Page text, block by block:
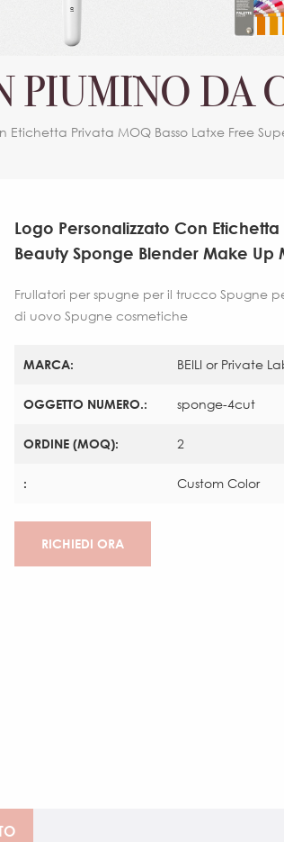
PIUMINO DA
Etichetta Privata MOQ Basso Latxe Free
Logo Personalizzato Con
Beauty Sponge Blender Make Up
Frullatori per spugne per il trucco Spugne
di uovo Spugne cosmetiche
MARCA: BEILI or Private
OGGETTO NUMERO.: sponge-4cut
ORDINE (MOQ): 2
: Custom Color
RICHIEDI ORA